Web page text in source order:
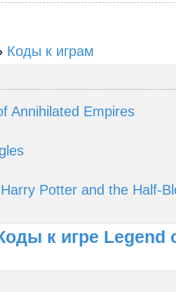
Коды к играм
Annihilated Empires
Potter and the Half-
к игре Legend